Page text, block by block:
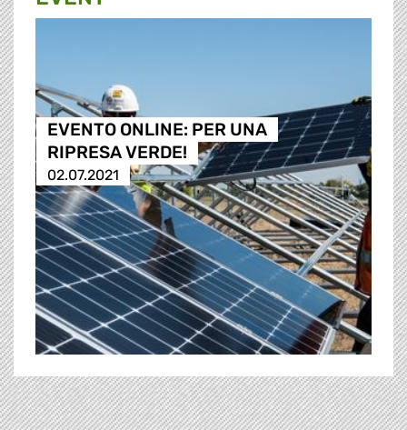
EVENTO ONLINE: PER UNA
RIPRESA VERDE!
02.07.2021